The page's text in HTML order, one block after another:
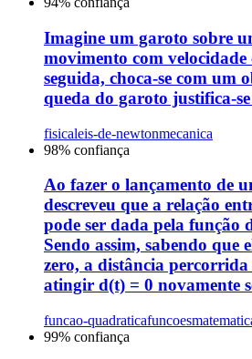
Imagine um garoto sobre
movimento com velocidade
seguida, choca-se com um
queda do garoto justifica-
fisicaleis-de-newtonmecanica
98% confiança
Ao fazer o lançamento de
descreveu que a relação
pode ser dada pela função
Sendo assim, sabendo que
zero, a distância percorrida
atingir d(t) = 0 novamente
funcao-quadraticafuncoes
99% confiança